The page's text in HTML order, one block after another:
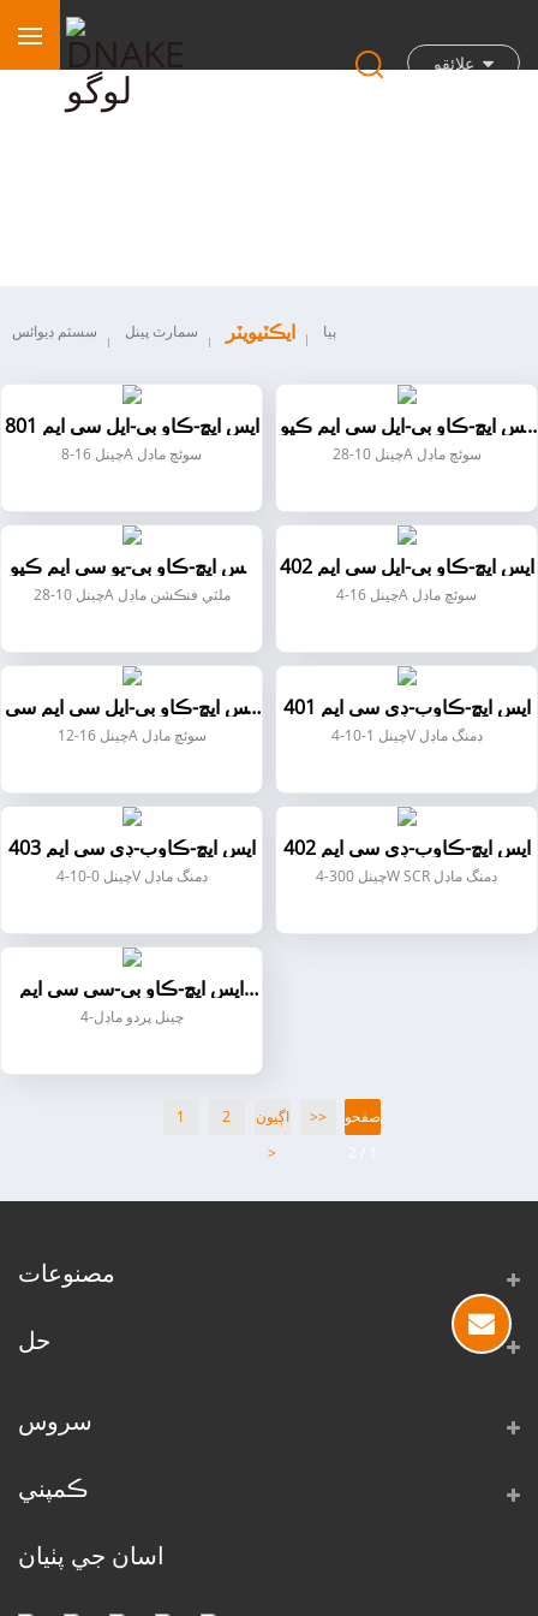
علائقو
سسٽم ڊيوائس سمارٽ پينل ايڪٽيويٽر ٻيا
ايس ايڇ-ڪاو بي-ايل سي ايم 801
8-چينل 16A سوئچ ماڊل
ايس ايڇ-ڪاو بي-ايل سي ايم ڪيو
01 28-چينل 10A سوئچ ماڊل
ايس ايڇ-ڪاو بي-يو سي ايم ڪيو
01
28-چينل 10A ملٽي فنڪشن ماڊل
ايس ايڇ-ڪاو بي-ايل سي ايم 402
4-چينل 16A سوئچ ماڊل
ايس ايڇ-ڪاو بي-ايل سي ايم سي
01 12-چينل 16A سوئچ ماڊل
ايس ايڇ-ڪاوب-ڊي سي ايم 401
4-چينل 1-10V ڊمنگ ماڊل
ايس ايڇ-ڪاوب-ڊي سي ايم 403
4-چينل 0-10V ڊمنگ ماڊل
ايس ايڇ-ڪاوب-ڊي سي ايم 402
4-چينل 300W SCR ڊمنگ ماڊل
ايس ايڇ-ڪاو بي-سي سي ايم
4-چينل پردو ماڊل
1 2
اڳيون
>
>>
صفحو
مصنوعات
حل
سروس
ڪمپني
اسان جي پٺيان